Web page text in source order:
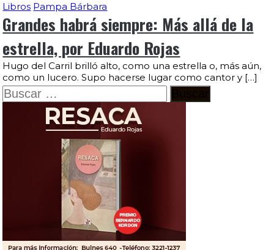
Libros Pampa Bárbara
Grandes habrá siempre: Más allá de la
estrella, por Eduardo Rojas
Hugo del Carril brilló alto, como una estrella o, más aún,
como un lucero. Supo hacerse lugar como cantor y […]
Buscar: